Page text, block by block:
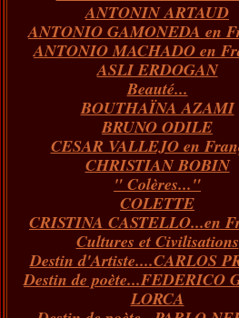
Janvier(73)
Février(55)
Janvier(43)
Mars(73)
Février(54)
Janvier(51)
Avril(73)
Mars(100)
Février(146)
Janvier(124)
ANTONIN ARTAUD
ANTONIO GAMONEDA en
ANTONIO MACHADO en
ASLI ERDOGAN
Beauté...
BOUTHAÏNA AZAMI
BRUNO ODILE
CESAR VALLEJO en
CHRISTIAN BOBIN
" Colères..."
COLETTE
CRISTINA CASTELLO...en
Cultures et Civilisations
Destin d'Artiste....CARLOS
Destin de poète...FEDERICO
LORCA